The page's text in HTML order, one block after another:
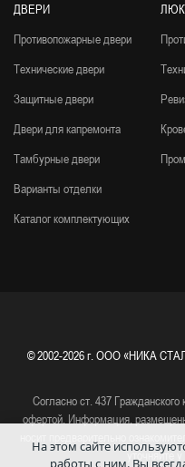
ДВЕРИ
Противопожарные двери
Технические двери
Защитные двери
Двери для капремонта
Тамбурные двери
Варианты отделки
Каталог комплектующих
© 2002-2026 г. ООО «НИКА
Согласно ст. 437
офертой. Информация,
уточняйте
На этом сайте
работы с ним. Вы